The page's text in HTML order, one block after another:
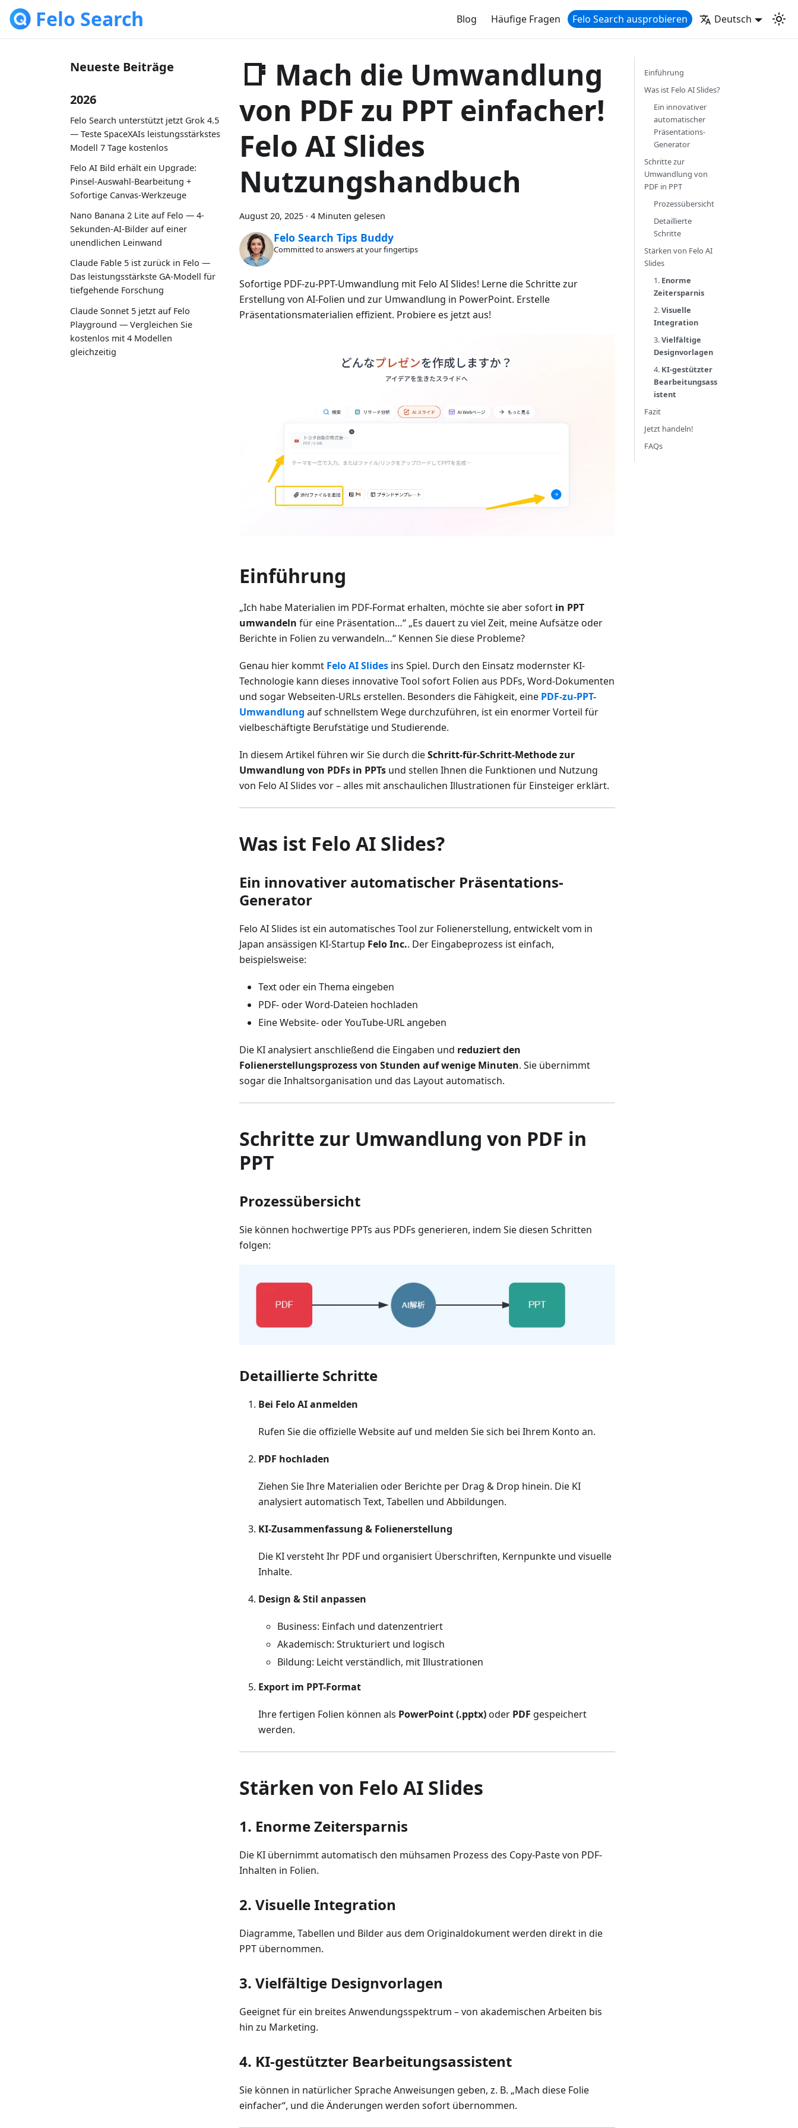
Felo Search Blog Häufige Fragen Felo Search ausprobieren Deutsch
Neueste Beiträge
2026
Felo Search unterstützt jetzt Grok 4.5
— Teste SpaceXAIs leistungsstärkstes
Modell 7 Tage kostenlos
Felo AI Bild erhält ein Upgrade:
Pinsel-Auswahl-Bearbeitung +
Sofortige Canvas-Werkzeuge
Nano Banana 2 Lite auf Felo — 4-
Sekunden-AI-Bilder auf einer
unendlichen Leinwand
Claude Fable 5 ist zurück in Felo —
Das leistungsstärkste GA-Modell für
tiefgehende Forschung
Claude Sonnet 5 jetzt auf Felo
Playground — Vergleichen Sie
kostenlos mit 4 Modellen
gleichzeitig
📑 Mach die Umwandlung
von PDF zu PPT einfacher!
Felo AI Slides
Nutzungshandbuch
August 20, 2025 · 4 Minuten gelesen
Felo Search Tips Buddy
Committed to answers at your fingertips
Sofortige PDF-zu-PPT-Umwandlung mit Felo AI Slides! Lerne die Schritte zur
Erstellung von AI-Folien und zur Umwandlung in PowerPoint. Erstelle
Präsentationsmaterialien effizient. Probiere es jetzt aus!
Einführung
„Ich habe Materialien im PDF-Format erhalten, möchte sie aber sofort in PPT
umwandeln für eine Präsentation…“ „Es dauert zu viel Zeit, meine Aufsätze oder
Berichte in Folien zu verwandeln…“ Kennen Sie diese Probleme?
Genau hier kommt Felo AI Slides ins Spiel. Durch den Einsatz modernster KI-
Technologie kann dieses innovative Tool sofort Folien aus PDFs, Word-Dokumenten
und sogar Webseiten-URLs erstellen. Besonders die Fähigkeit, eine PDF-zu-PPT-
Umwandlung auf schnellstem Wege durchzuführen, ist ein enormer Vorteil für
vielbeschäftigte Berufstätige und Studierende.
In diesem Artikel führen wir Sie durch dieSchritt-für-Schritt-Methode zur
Umwandlung von PDFs in PPTs und stellen Ihnen die Funktionen und Nutzung
von Felo AI Slides vor – alles mit anschaulichen Illustrationen für Einsteiger erklärt.
Was ist Felo AI Slides?
Ein innovativer automatischer Präsentations-
Generator
Felo AI Slides ist ein automatisches Tool zur Folienerstellung, entwickelt vom in
Japan ansässigen KI-Startup Felo Inc.. Der Eingabeprozess ist einfach,
beispielsweise:
Text oder ein Thema eingeben
PDF- oder Word-Dateien hochladen
Eine Website- oder YouTube-URL angeben
Die KI analysiert anschließend die Eingaben und reduziert den
Folienerstellungsprozess von Stunden auf wenige Minuten. Sie übernimmt
sogar die Inhaltsorganisation und das Layout automatisch.
Schritte zur Umwandlung von PDF in
PPT
Prozessübersicht
Sie können hochwertige PPTs aus PDFs generieren, indem Sie diesen Schritten
folgen:
Detaillierte Schritte
Bei Felo AI anmelden
Rufen Sie die offizielle Website auf und melden Sie sich bei Ihrem Konto an.
PDF hochladen
Ziehen Sie Ihre Materialien oder Berichte per Drag & Drop hinein. Die KI
analysiert automatisch Text, Tabellen und Abbildungen.
KI-Zusammenfassung & Folienerstellung
Die KI versteht Ihr PDF und organisiert Überschriften, Kernpunkte und visuelle
Inhalte.
Design & Stil anpassen
Business: Einfach und datenzentriert
Akademisch: Strukturiert und logisch
Bildung: Leicht verständlich, mit Illustrationen
Export im PPT-Format
Ihre fertigen Folien können als PowerPoint (.pptx)oder PDF gespeichert
werden.
Stärken von Felo AI Slides
1. Enorme Zeitersparnis
Die KI übernimmt automatisch den mühsamen Prozess des Copy-Paste von PDF-
Inhalten in Folien.
2. Visuelle Integration
Diagramme, Tabellen und Bilder aus dem Originaldokument werden direkt in die
PPT übernommen.
3. Vielfältige Designvorlagen
Geeignet für ein breites Anwendungsspektrum – von akademischen Arbeiten bis
hin zu Marketing.
4. KI-gestützter Bearbeitungsassistent
Sie können in natürlicher Sprache Anweisungen geben, z. B. „Mach diese Folie
einfacher“, und die Änderungen werden sofort übernommen.
Einführung
Was ist Felo AI Slides?
Ein innovativer
automatischer
Präsentations-
Generator
Schritte zur
Umwandlung von
PDF in PPT
Prozessübersicht
Detaillierte
Schritte
Stärken von Felo AI
Slides
1. Enorme
Zeitersparnis
2.Visuelle
Integration
3.Vielfältige
Designvorlagen
4. KI-gestützter
Bearbeitungsass
istent
Fazit
Jetzt handeln!
FAQs